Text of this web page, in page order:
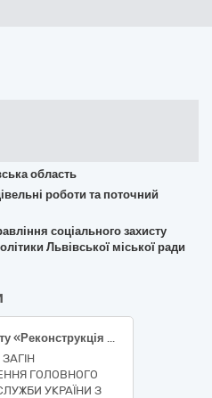
область
роботи та поточний
соціального захисту
Львівської міської ради
Виконання робіт по об’єкту «Реконструкція мереж водопостачання АРЗ СП ГУ ДСНС України у Вінницькій області за адресою Вінницька область, Вінницький район, с. Якушинці, Комплекс будівель та споруд, №7 (коригування 1)» (ДК 021:2015: 45454000-4 Реконструкція)
ГОЛОВНОГО
УКРАЇНИ З